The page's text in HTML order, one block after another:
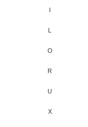
L
O
R
U
X